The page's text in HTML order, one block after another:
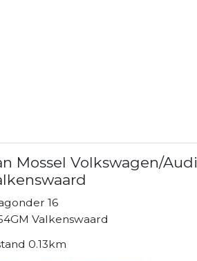
Mossel Volkswagen/Audi
16
Valkenswaard
0.13km